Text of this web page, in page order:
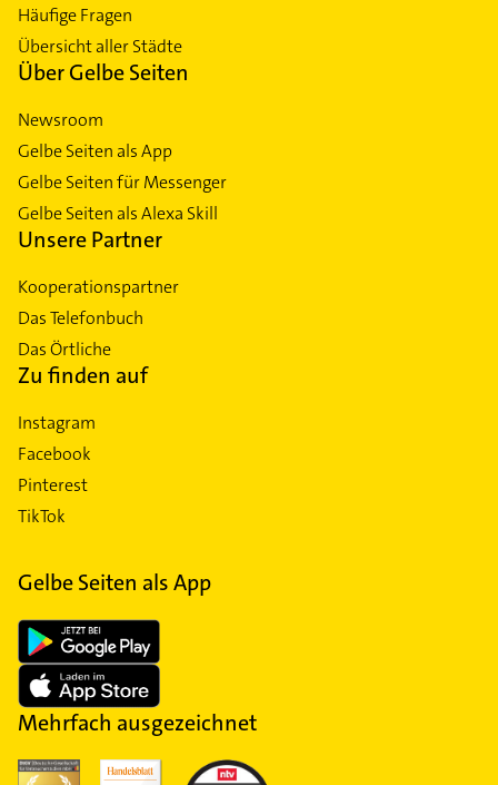
Häufige Fragen
Übersicht aller Städte
Über Gelbe Seiten
Newsroom
Gelbe Seiten als App
Gelbe Seiten für Messenger
Gelbe Seiten als Alexa Skill
Unsere Partner
Kooperationspartner
Das Telefonbuch
Das Örtliche
Zu finden auf
Instagram
Facebook
Pinterest
TikTok
Gelbe Seiten als App
Mehrfach ausgezeichnet